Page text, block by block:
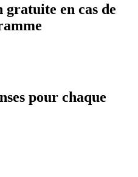
gratuite en cas de
pour chaque